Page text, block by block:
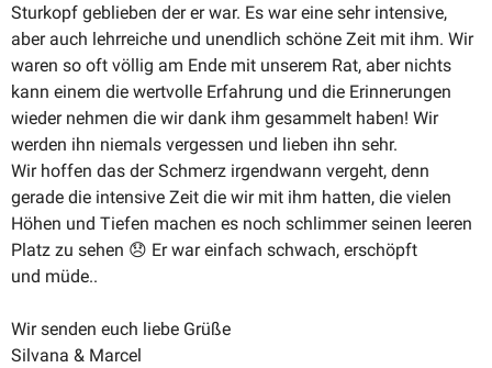
Sturkopf geblieben der er war. Es war eine sehr intensive,
aber auch lehrreiche und unendlich schöne Zeit mit ihm. Wir
waren so oft völlig am Ende mit unserem Rat, aber nichts
kann einem die wertvolle Erfahrung und die Erinne­rungen
wieder nehmen die wir dank ihm gesammelt haben! Wir
werden ihn niemals vergessen und lieben ihn sehr.
Wir hoffen das der Schmerz irgendwann vergeht, denn
gerade die intensive Zeit die wir mit ihm hatten, die vielen
Höhen und Tiefen machen es noch schlimmer seinen leeren
Platz zu sehen 😞 Er war einfach schwach, erschöpft
und müde..
Wir senden euch liebe Grüße
Silvana & Marcel